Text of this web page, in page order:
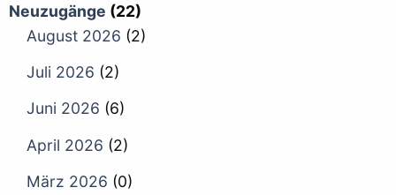
Neuzugänge (22)
August 2026 (2)
Juli 2026 (2)
Juni 2026 (6)
April 2026 (2)
März 2026 (0)